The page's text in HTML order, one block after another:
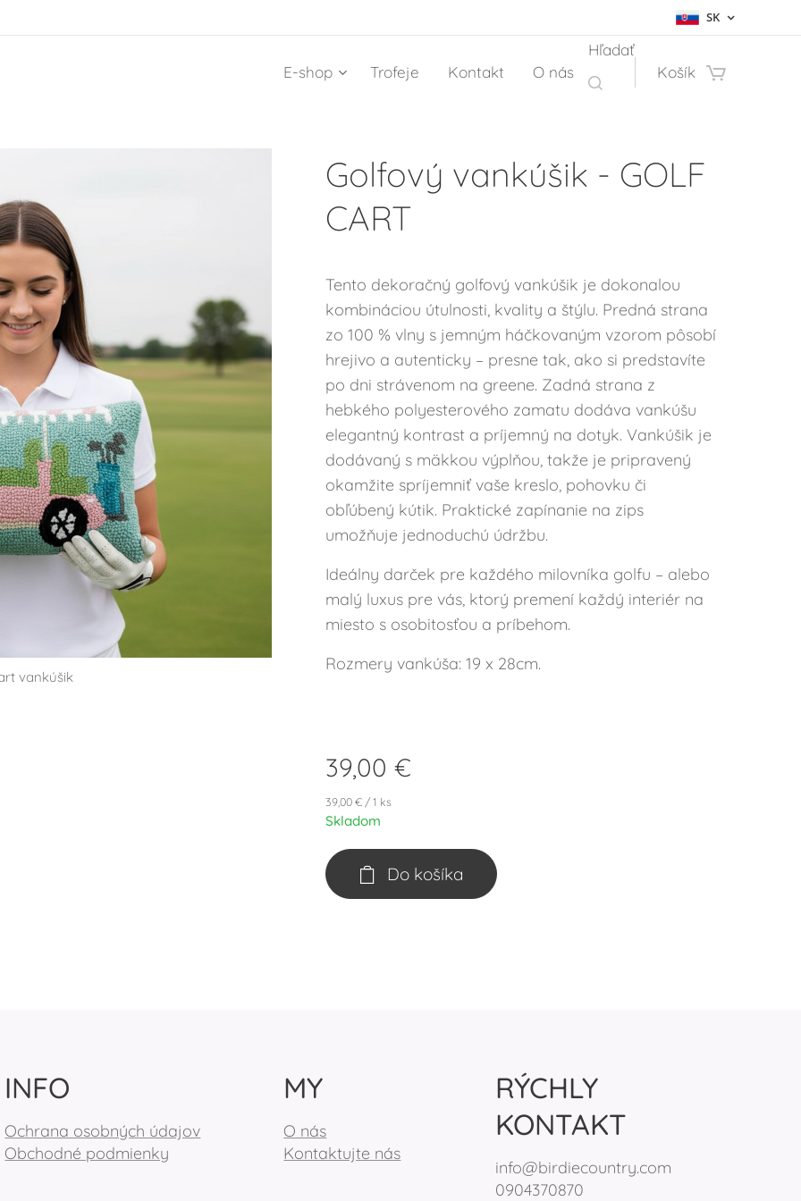
SK
E-shop Trofeje Kontakt O nás
Hľadať
Košík
Golfový vankúšik - GOLF
CART
vankúšik
vankúšik
Tento dekoračný golfový vankúšik je dokonalou
kombináciou útulnosti, kvality a štýlu. Predná strana
zo 100 % vlny s jemným háčkovaným vzorom pôsobí
hrejivo a autenticky – presne tak, ako si predstavíte
po dni strávenom na greene. Zadná strana z
hebkého polyesterového zamatu dodáva vankúšu
elegantný kontrast a príjemný na dotyk. Vankúšik je
dodávaný s mäkkou výplňou, takže je pripravený
okamžite spríjemniť vaše kreslo, pohovku či
obľúbený kútik. Praktické zapínanie na zips
umožňuje jednoduchú údržbu.
Ideálny darček pre každého milovníka golfu – alebo
malý luxus pre vás, ktorý premení každý interiér na
miesto s osobitosťou a príbehom.
Rozmery vankúša: 19 x 28cm.
39,00 €
39,00 € / 1 ks
Skladom
Do košíka
INFO
Ochrana osobných údajov
Obchodné podmienky
MY
O nás
Kontaktujte nás
RÝCHLY
KONTAKT
info@birdiecountry.com
0904370870